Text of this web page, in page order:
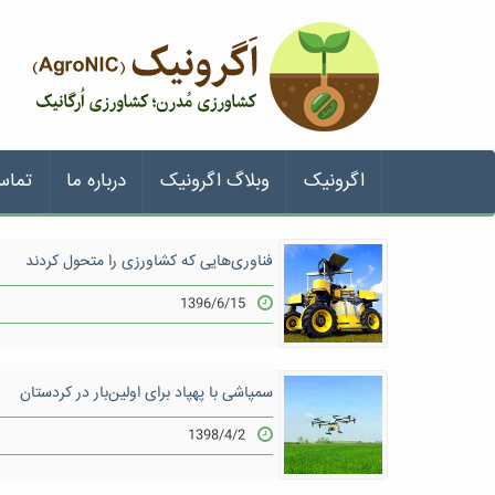
اگرونیک وبلاگ اگرونیک درباره ما
فناوری‌هایی که کشاورزی را متحول کردند
1396/6/15
سمپاشی با پهپاد برای اولین‌بار در کردستان
1398/4/2